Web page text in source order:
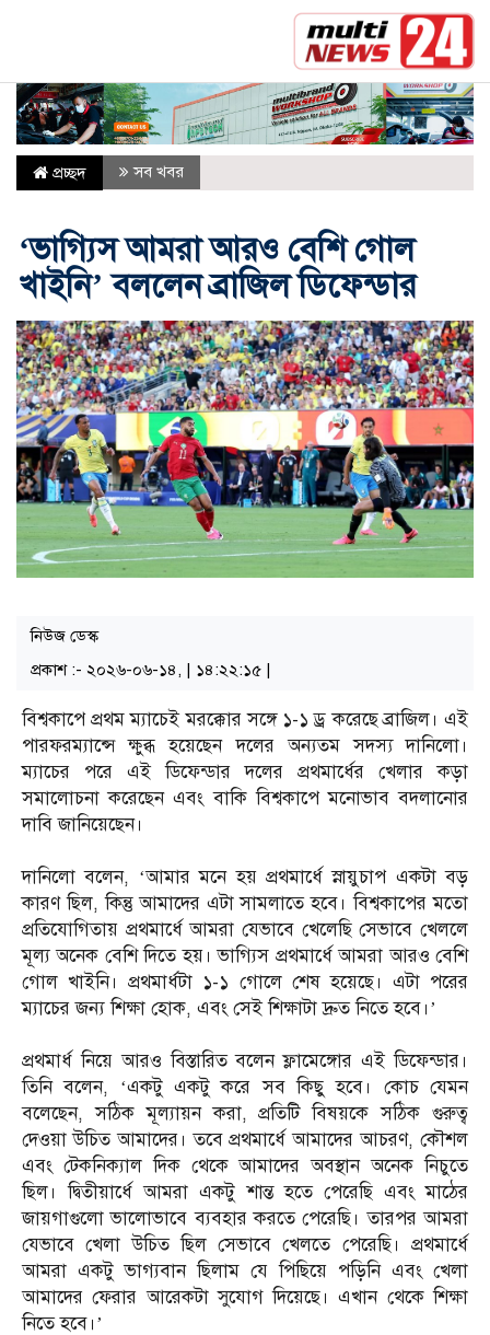
গাড়িতে বমি বমি ভাব কমাতে সমাধান নিয়ে
প্রচ্ছদ সব খবর
‘ভাগ্যিস আমরা আরও বেশি গোল
খাইনি’ বললেন ব্রাজিল ডিফেন্ডার
নিউজ ডেস্ক
প্রকাশ :- ২০২৬-০৬-১৪, | ১৪:২২:১৫ |
বিশ্বকাপে প্রথম ম্যাচেই মরক্কোর সঙ্গে ১-১ ড্র করেছে ব্রাজিল। এই
পারফরম্যান্সে ক্ষুব্ধ হয়েছেন দলের অন্যতম সদস্য দানিলো।
ম্যাচের পরে এই ডিফেন্ডার দলের প্রথমার্ধের খেলার কড়া
সমালোচনা করেছেন এবং বাকি বিশ্বকাপে মনোভাব বদলানোর
দাবি জানিয়েছেন।
দানিলো বলেন, ‘আমার মনে হয় প্রথমার্ধে স্নায়ুচাপ একটা বড়
কারণ ছিল, কিন্তু আমাদের এটা সামলাতে হবে। বিশ্বকাপের মতো
প্রতিযোগিতায় প্রথমার্ধে আমরা যেভাবে খেলেছি সেভাবে খেললে
মূল্য অনেক বেশি দিতে হয়। ভাগ্যিস প্রথমার্ধে আমরা আরও বেশি
গোল খাইনি। প্রথমার্ধটা ১-১ গোলে শেষ হয়েছে। এটা পরের
ম্যাচের জন্য শিক্ষা হোক, এবং সেই শিক্ষাটা দ্রুত নিতে হবে।’
প্রথমার্ধ নিয়ে আরও বিস্তারিত বলেন ফ্লামেঙ্গোর এই ডিফেন্ডার।
তিনি বলেন, ‘একটু একটু করে সব কিছু হবে। কোচ যেমন
বলেছেন, সঠিক মূল্যায়ন করা, প্রতিটি বিষয়কে সঠিক গুরুত্ব
দেওয়া উচিত আমাদের। তবে প্রথমার্ধে আমাদের আচরণ, কৌশল
এবং টেকনিক্যাল দিক থেকে আমাদের অবস্থান অনেক নিচুতে
ছিল। দ্বিতীয়ার্ধে আমরা একটু শান্ত হতে পেরেছি এবং মাঠের
জায়গাগুলো ভালোভাবে ব্যবহার করতে পেরেছি। তারপর আমরা
যেভাবে খেলা উচিত ছিল সেভাবে খেলতে পেরেছি। প্রথমার্ধে
আমরা একটু ভাগ্যবান ছিলাম যে পিছিয়ে পড়িনি এবং খেলা
আমাদের ফেরার আরেকটা সুযোগ দিয়েছে। এখান থেকে শিক্ষা
নিতে হবে।’